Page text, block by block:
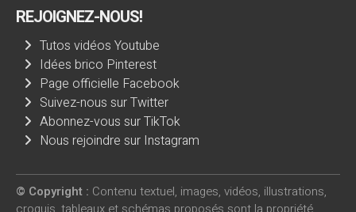
REJOIGNEZ-NOUS!
Tutos vidéos Youtube
Idées brico Pinterest
Page officielle Facebook
Suivez-nous sur Twitter
Abonnez-vous sur TikTok
Nous rejoindre sur Instagram
© Copyright : Contenu textuel, images, vidéos, illustrations,
croquis, tableaux et schémas proposés sont la propriété